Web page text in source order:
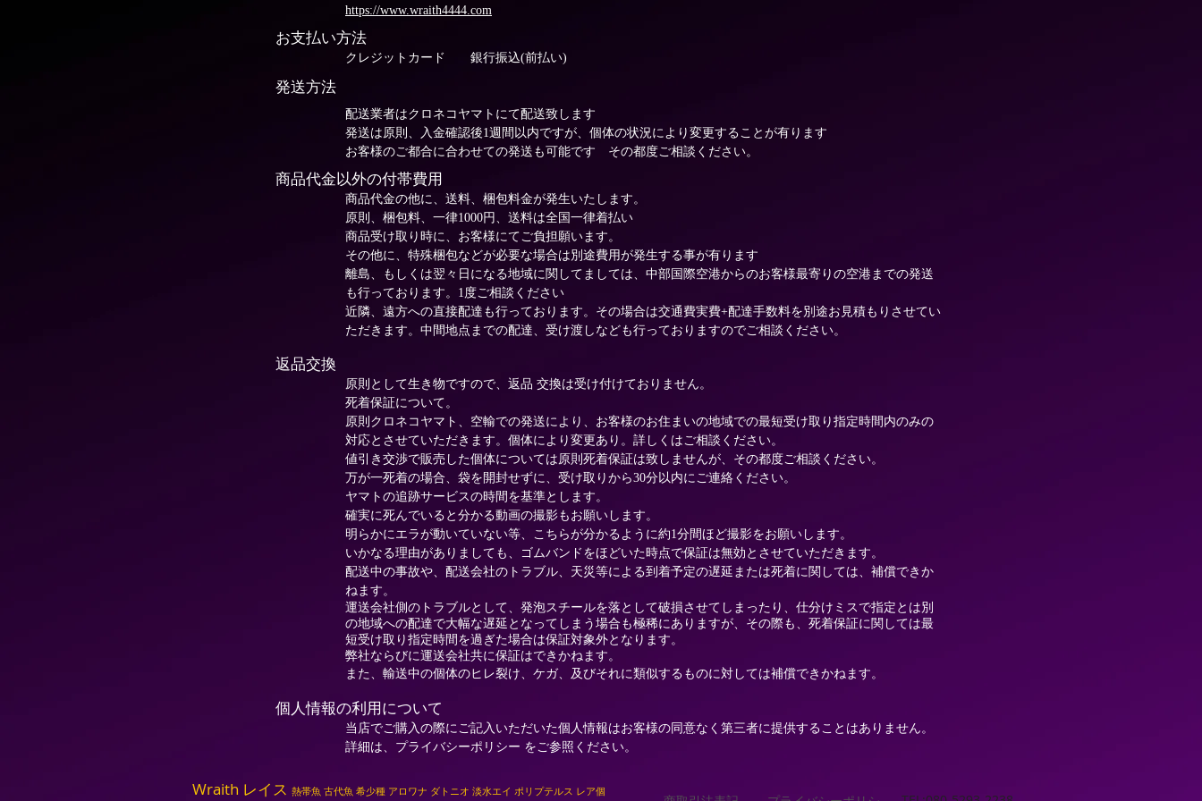
https://www.wraith4444.com
お支払い方法
クレジットカード 銀行振込(前払い)
発送方法
配送業者はクロネコヤマトにて配送致します
発送は原則、入金確認後1週間以内ですが、個体の状況により変更することが有ります
お客様のご都合に合わせての発送も可能です ​ その都度ご相談ください。
商品代金以外の付帯費用
商品代金の他に、送料、梱包料金が発生いたします。
原則、梱包料、一律1000円、送料は全国一律着払い
​商品受け取り時に、お客様にてご負担願います。
​その他に、特殊梱包などが必要な場合は別途費用が発生する事が有ります
離島、もしくは翌々日になる地域に関してましては、中部国際空港からのお客様最寄りの空港までの発送
も行っております。1度ご相談ください
​近隣、遠方への直接配達も行っております。その場合は交通費実費+配達手数料を別途お見積もりさせてい
ただきます。中間地点までの配達、受け渡しなども行っておりますのでご相談ください。
返品交換
原則として生き物ですので、返品 交換は受け付けておりません。
死着保証について。
原則クロネコヤマト、空輸での発送により、お客様のお住まいの地域での最短受け取り指定時間内のみの
対応とさせていただきます。個体により変更あり。詳しくはご相談ください。
値引き交渉で販売した個体については原則死着保証は致しませんが、その都度ご相談ください。
万が一死着の場合、袋を開封せずに、受け取りから30分以内にご連絡ください。
ヤマトの追跡サービスの時間を基準とします。
確実に死んでいると分かる動画の撮影もお願いします。
明らかにエラが動いていない等、こちらが分かるように約1分間ほど撮影をお願いします。
いかなる理由がありましても、ゴムバンドをほどいた時点で保証は無効とさせていただきます。
配送中の事故や、配送会社のトラブル、天災等による到着予定の遅延または死着に関しては、補償できか
ねます。
運送会社側のトラブルとして、発泡スチールを落として破損させてしまったり、仕分けミスで指定とは別
の地域への配達で大幅な遅延となってしまう場合も極稀にありますが、その際も、死着保証に関しては最
短受け取り指定時間を過ぎた場合は保証対象外となります。
弊社ならびに運送会社共に保証はできかねます。
また、輸送中の個体のヒレ裂け、ケガ、及びそれに類似するものに対しては補償できかねます。
個人情報の利用について
当店でご購入の際にご記入いただいた個人情報はお客様の同意なく第三者に提供することはありません。
詳細は、プライバシーポリシー をご参照ください。
Wraith レイス 熱帯魚 古代魚 希少種 アロワナ ダトニオ 淡水エイ ポリプテルス レア個